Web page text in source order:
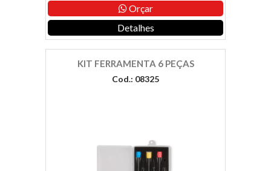
Orçar
Detalhes
KIT FERRAMENTA 6 PEÇAS
Cod.: 08325